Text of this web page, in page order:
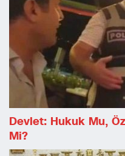
Devlet: Hukuk Mu,
Mi?